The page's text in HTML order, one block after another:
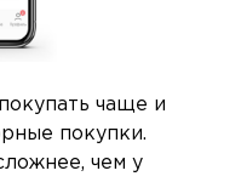
чаще и
покупки.
чем у